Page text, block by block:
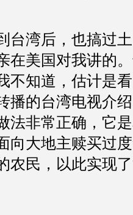
台湾后，也搞过
在美国对我讲的
不知道，估计是
播的台湾电视介
法非常正确，它
向大地主赎买过
农民，以此实现